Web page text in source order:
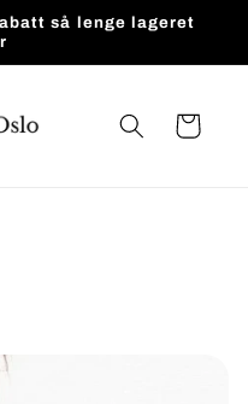
så lenge lageret
Handlekurv